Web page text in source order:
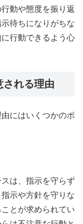
動や態度を振り返
待ちになりがちな
行動できるよう心
される理由
にはいくつかのポ
スは、指示を守らず
示や方針を守りな
とが求められてい